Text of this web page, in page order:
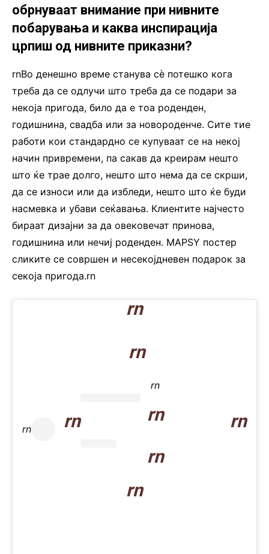
обрнуваат внимание при нивните
побарувања и каква инспирација
црпиш од нивните приказни?
rnВо денешно време станува сè потешко кога
треба да се одлучи што треба да се подари за
некоја пригода, било да е тоа роденден,
годишнина, свадба или за новороденче. Сите тие
работи кои стандардно се купуваат се на некој
начин привремени, па сакав да креирам нешто
што ќе трае долго, нешто што нема да се скрши,
да се износи или да избледи, нешто што ќе буди
насмевка и убави сеќавања. Клиентите најчесто
бираат дизајни за да овековечат принова,
годишнина или нечиј роденден. MAPSY постер
сликите се совршен и несекојдневен подарок за
секоја пригода.rn
rn
rn
rn rn
rn
rn
rn
rn
rn